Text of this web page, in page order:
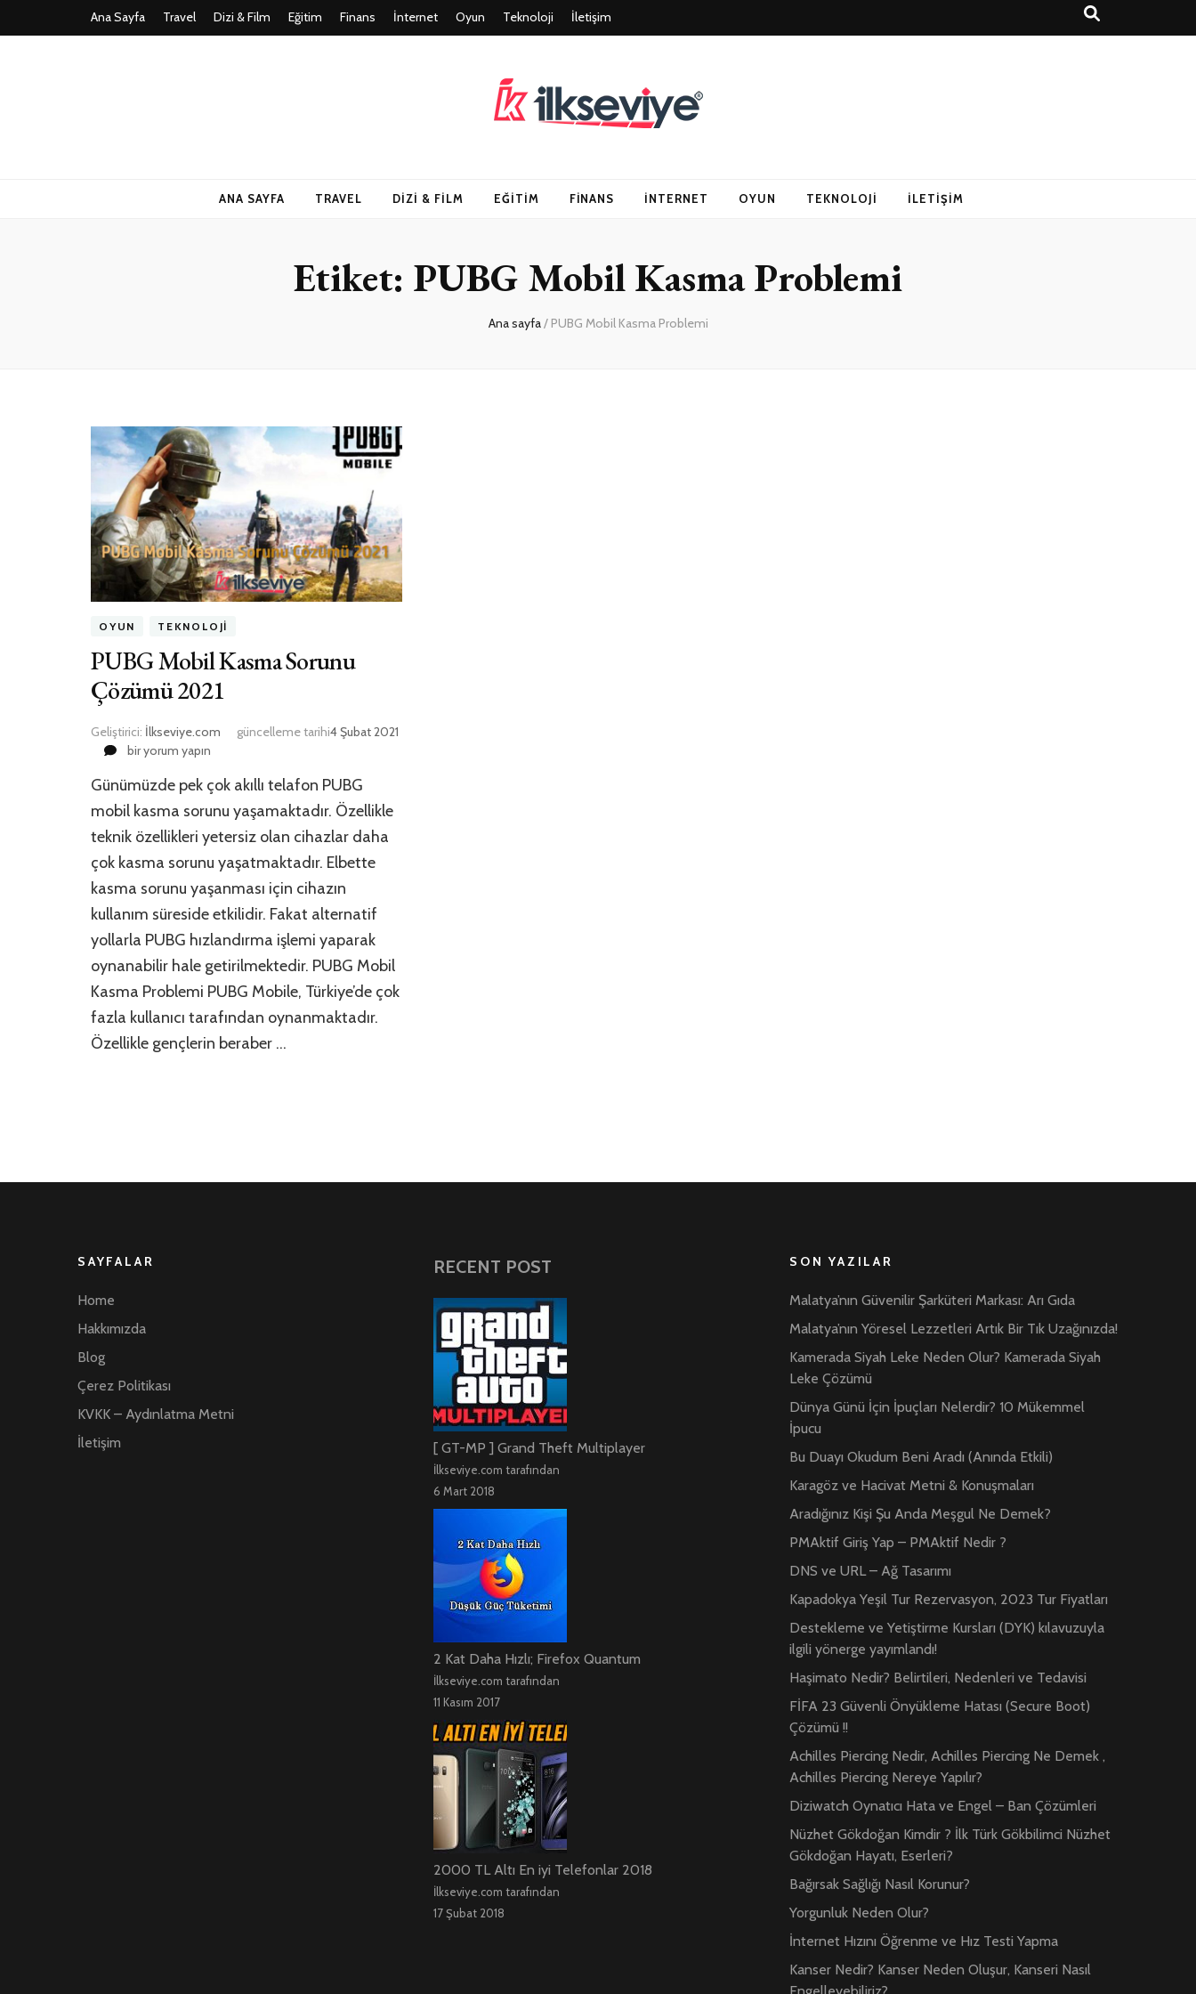
Ana Sayfa Travel Dizi & Film Eğitim Finans İnternet Oyun Teknoloji İletişim
ANA SAYFA TRAVEL DIZI & FILM EĞITIM FINANS İNTERNET OYUN TEKNOLOJI İLETIŞIM
Etiket: PUBG Mobil Kasma Problemi
Ana sayfa/ PUBG Mobil Kasma Problemi
OYUN TEKNOLOJI
PUBG Mobil Kasma Sorunu
Çözümü 2021
Geliştirici: İlkseviye.com güncelleme tarihi4 Şubat 2021
PUBG
Kasma
Sorunu
2021
için
bir yorum yapın
Günümüzde pek çok akıllı telafon PUBG
mobil kasma sorunu yaşamaktadır. Özellikle
teknik özellikleri yetersiz olan cihazlar daha
çok kasma sorunu yaşatmaktadır. Elbette
kasma sorunu yaşanması için cihazın
kullanım süreside etkilidir. Fakat alternatif
yollarla PUBG hızlandırma işlemi yaparak
oynanabilir hale getirilmektedir. PUBG Mobil
Kasma Problemi PUBG Mobile, Türkiye’de çok
fazla kullanıcı tarafından oynanmaktadır.
Özellikle gençlerin beraber …
SAYFALAR
Home
Hakkımızda
Blog
Çerez Politikası
KVKK – Aydınlatma Metni
İletişim
RECENT POST
[ GT-MP ] Grand Theft Multiplayer
İlkseviye.com tarafından
6 Mart 2018
2 Kat Daha Hızlı; Firefox Quantum
İlkseviye.com tarafından
11 Kasım 2017
2000 TL Altı En iyi Telefonlar 2018
İlkseviye.com tarafından
17 Şubat 2018
SON YAZILAR
Malatya’nın Güvenilir Şarküteri Markası: Arı Gıda
Malatya’nın Yöresel Lezzetleri Artık Bir Tık Uzağınızda!
Kamerada Siyah Leke Neden Olur? Kamerada Siyah
Leke Çözümü
Dünya Günü İçin İpuçları Nelerdir? 10 Mükemmel
İpucu
Bu Duayı Okudum Beni Aradı (Anında Etkili)
Karagöz ve Hacivat Metni & Konuşmaları
Aradığınız Kişi Şu Anda Meşgul Ne Demek?
PMAktif Giriş Yap – PMAktif Nedir ?
DNS ve URL – Ağ Tasarımı
Kapadokya Yeşil Tur Rezervasyon, 2023 Tur Fiyatları
Destekleme ve Yetiştirme Kursları (DYK) kılavuzuyla
ilgili yönerge yayımlandı!
Haşimato Nedir? Belirtileri, Nedenleri ve Tedavisi
FİFA 23 Güvenli Önyükleme Hatası (Secure Boot)
Çözümü !!
Achilles Piercing Nedir, Achilles Piercing Ne Demek ,
Achilles Piercing Nereye Yapılır?
Diziwatch Oynatıcı Hata ve Engel – Ban Çözümleri
Nüzhet Gökdoğan Kimdir ? İlk Türk Gökbilimci Nüzhet
Gökdoğan Hayatı, Eserleri?
Bağırsak Sağlığı Nasıl Korunur?
Yorgunluk Neden Olur?
İnternet Hızını Öğrenme ve Hız Testi Yapma
Kanser Nedir? Kanser Neden Oluşur, Kanseri Nasıl